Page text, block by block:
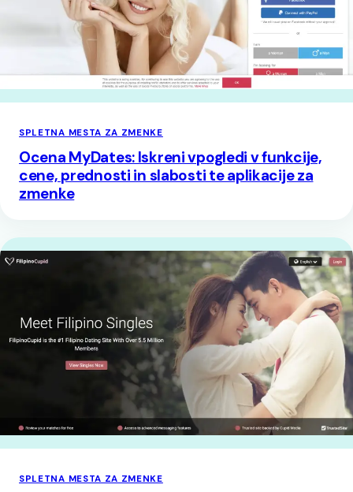
SPLETNA MESTA ZA ZMENKE
Ocena MyDates: Iskreni vpogledi v funkcije,
cene, prednosti in slabosti te aplikacije za
zmenke
SPLETNA MESTA ZA ZMENKE